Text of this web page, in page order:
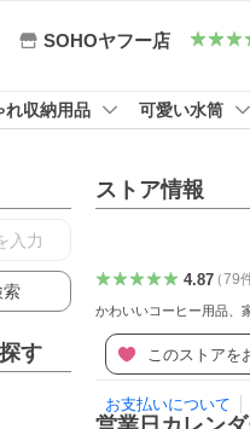
SOHOヤフー店
れ収納用品 可愛い水筒
索
す
ストア情報
4.87（79
かわいいコーヒー用品、
このストアを
お支払いについて